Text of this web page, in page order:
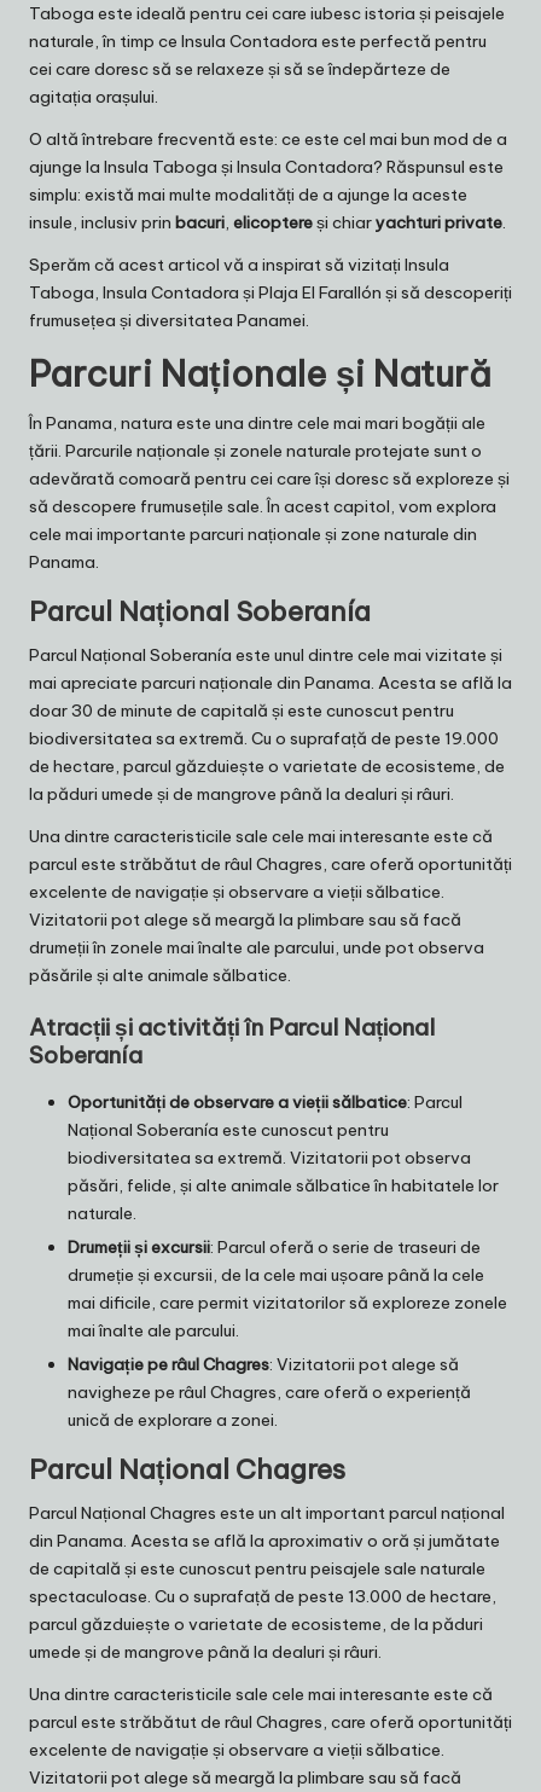
Taboga este ideală pentru cei care iubesc istoria și peisajele
naturale, în timp ce Insula Contadora este perfectă pentru
cei care doresc să se relaxeze și să se îndepărteze de
agitația orașului.
O altă întrebare frecventă este: ce este cel mai bun mod de a
ajunge la Insula Taboga și Insula Contadora? Răspunsul este
simplu: există mai multe modalități de a ajunge la aceste
insule, inclusiv prin bacuri, elicoptereși chiaryachturi private.
Sperăm că acest articol vă a inspirat să vizitați Insula
Taboga, Insula Contadora și Plaja El Farallón și să descoperiți
frumusețea și diversitatea Panamei.
Parcuri Naționale și Natură
În Panama, natura este una dintre cele mai mari bogății ale
țării. Parcurile naționale și zonele naturale protejate sunt o
adevărată comoară pentru cei care își doresc să exploreze și
să descopere frumusețile sale. În acest capitol, vom explora
cele mai importante parcuri naționale și zone naturale din
Panama.
Parcul Național Soberanía
Parcul Național Soberanía este unul dintre cele mai vizitate și
mai apreciate parcuri naționale din Panama. Acesta se află la
doar 30 de minute de capitală și este cunoscut pentru
biodiversitatea sa extremă. Cu o suprafață de peste 19.000
de hectare, parcul găzduiește o varietate de ecosisteme, de
la păduri umede și de mangrove până la dealuri și râuri.
Una dintre caracteristicile sale cele mai interesante este că
parcul este străbătut de râul Chagres, care oferă oportunități
excelente de navigație și observare a vieții sălbatice.
Vizitatorii pot alege să meargă la plimbare sau să facă
drumeții în zonele mai înalte ale parcului, unde pot observa
păsările și alte animale sălbatice.
Atracții și activități în Parcul Național
Soberanía
Oportunități de observare a vieții sălbatice: Parcul
Național Soberanía este cunoscut pentru
biodiversitatea sa extremă. Vizitatorii pot observa
păsări, felide, și alte animale sălbatice în habitatele lor
naturale.
Drumeții și excursii: Parcul oferă o serie de traseuri de
drumeție și excursii, de la cele mai ușoare până la cele
mai dificile, care permit vizitatorilor să exploreze zonele
mai înalte ale parcului.
Navigație pe râul Chagres: Vizitatorii pot alege să
navigheze pe râul Chagres, care oferă o experiență
unică de explorare a zonei.
Parcul Național Chagres
Parcul Național Chagres este un alt important parcul național
din Panama. Acesta se află la aproximativ o oră și jumătate
de capitală și este cunoscut pentru peisajele sale naturale
spectaculoase. Cu o suprafață de peste 13.000 de hectare,
parcul găzduiește o varietate de ecosisteme, de la păduri
umede și de mangrove până la dealuri și râuri.
Una dintre caracteristicile sale cele mai interesante este că
parcul este străbătut de râul Chagres, care oferă oportunități
excelente de navigație și observare a vieții sălbatice.
Vizitatorii pot alege să meargă la plimbare sau să facă